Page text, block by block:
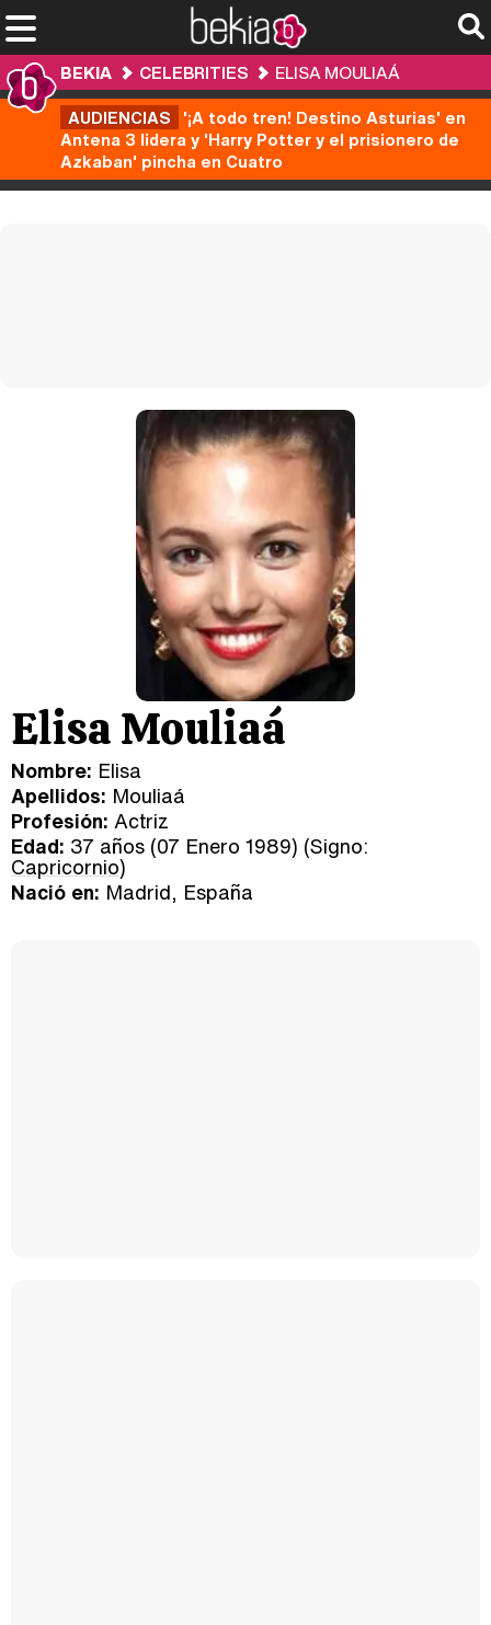
BEKIA CELEBRITIES
ELISA MOULIAÁ
AUDIENCIAS '¡A todo tren! Destino Asturias' en
Antena 3 lidera y 'Harry Potter y el prisionero de
Azkaban' pincha en Cuatro
Elisa Mouliaá
Nombre: Elisa
Apellidos: Mouliaá
Profesión: Actriz
Edad: 37 años (07 Enero 1989) (Signo:
Capricornio)
Nació en: Madrid, España